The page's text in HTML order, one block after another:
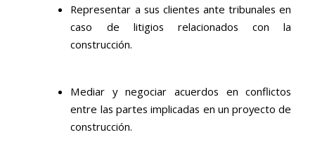
Representar a sus clientes ante tribunales en
caso de litigios relacionados con la
construcción.
Mediar y negociar acuerdos en conflictos
entre las partes implicadas en un proyecto de
construcción.